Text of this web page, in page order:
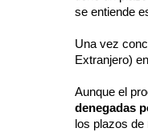
se entiende
Una vez
Extranjero)
Aunque el
denegadas
los plazos de